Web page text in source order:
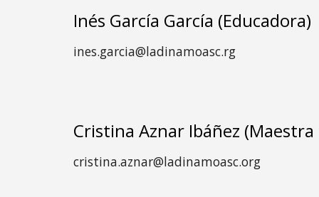
Inés García García (Educadora)
ines.garcia@ladinamoasc.rg
Cristina Aznar Ibáñez
cristina.aznar@ladinamoasc.org